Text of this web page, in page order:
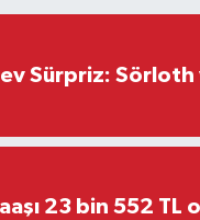
Sürpriz: Sörloth
23 bin 552 TL